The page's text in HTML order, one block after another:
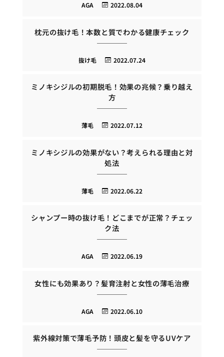
2022.08.04
AGA
枕元の抜け毛！本数と質でわかる健康チェック
2022.07.24
抜け毛
ミノキシジルの初期脱毛！効果の兆候？乗り越え
方
2022.07.12
薄毛
ミノキシジルの効果がない？考えられる理由と対
処法
2022.06.22
薄毛
シャンプー時の抜け毛！どこまでが正常？チェッ
ク法
2022.06.19
AGA
女性にも効果あり？髪育注射と女性の薄毛治療
2022.06.10
AGA
紫外線対策で薄毛予防！頭皮と髪を守るUVケア